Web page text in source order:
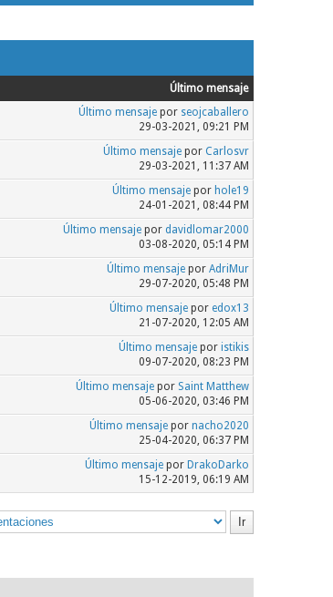
Último mensaje
Último mensajepor seojcaballero
29-03-2021, 09:21 PM
Último mensajepor Carlosvr
29-03-2021, 11:37 AM
Último mensajepor hole19
24-01-2021, 08:44 PM
Último mensajepor davidlomar2000
03-08-2020, 05:14 PM
Último mensajepor AdriMur
29-07-2020, 05:48 PM
Último mensajepor edox13
21-07-2020, 12:05 AM
Último mensajepor istikis
09-07-2020, 08:23 PM
Último mensajepor Saint Matthew
05-06-2020, 03:46 PM
Último mensajepor nacho2020
25-04-2020, 06:37 PM
Último mensajepor DrakoDarko
15-12-2019, 06:19 AM